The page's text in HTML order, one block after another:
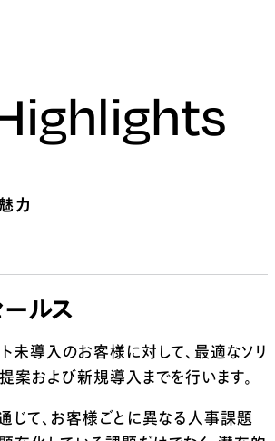
力
ールス
未導入のお客様に対して、最適なソリ
案および新規導入までを行います。
じて、お客様ごとに異なる人事課題